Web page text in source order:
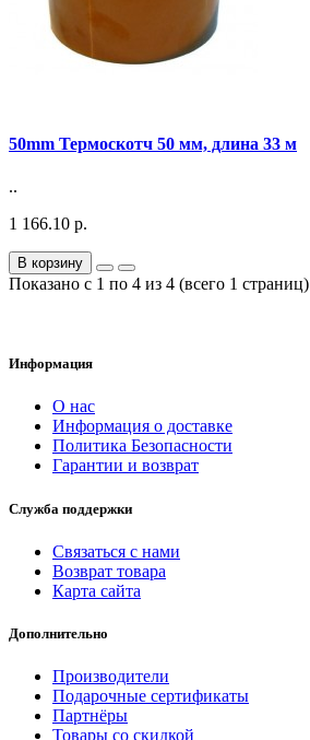
50mm Термоскотч 50 мм, длина 33 м
..
1 166.10 р.
В корзину
Показано с 1 по 4 из 4 (всего 1 страниц)
Информация
О нас
Информация о доставке
Политика Безопасности
Гарантии и возврат
Служба поддержки
Связаться с нами
Возврат товара
Карта сайта
Дополнительно
Производители
Подарочные сертификаты
Партнёры
Товары со скидкой